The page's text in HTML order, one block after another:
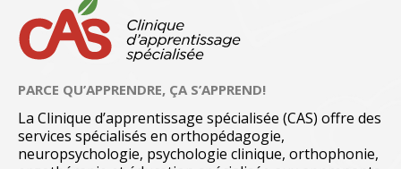
PARCE QU’APPRENDRE, ÇA S’APPREND!
La Clinique d’apprentissage spécialisée (CAS) offre des
services spécialisés en orthopédagogie,
neuropsychologie, psychologie clinique, orthophonie,